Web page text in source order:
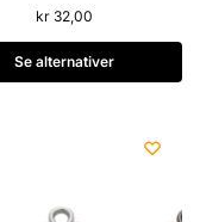
kr32,00
Se alternativer